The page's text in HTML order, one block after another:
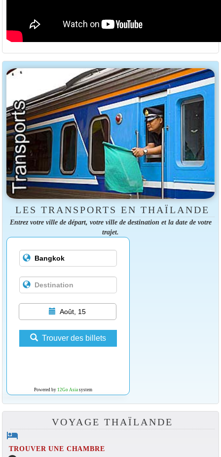
LES TRANSPORTS EN THAÏLANDE
Entrez votre ville de départ, votre ville de destination et la date de votre
trajet.
Août, 15
Trouver des billets
Powered by 12Go Asiasystem
VOYAGE THAÏLANDE
hotel
TROUVER UNE CHAMBRE